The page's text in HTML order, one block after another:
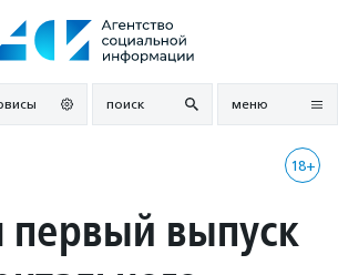
поиск меню
18+
выпуск